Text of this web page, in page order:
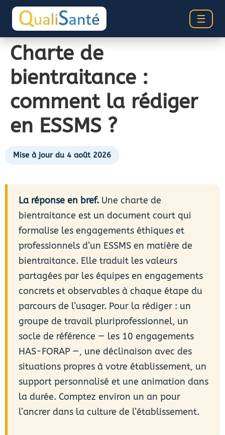
☰
Charte de
bientraitance :
comment la rédiger
en ESSMS ?
Mise à jour du 4 août 2026
La réponse en bref. Une charte de
bientraitance est un document court qui
formalise les engagements éthiques et
professionnels d’un ESSMS en matière de
bientraitance. Elle traduit les valeurs
partagées par les équipes en engagements
concrets et observables à chaque étape du
parcours de l’usager. Pour la rédiger : un
groupe de travail pluriprofessionnel, un
socle de référence — les 10 engagements
HAS-FORAP —, une déclinaison avec des
situations propres à votre établissement, un
support personnalisé et une animation dans
la durée. Comptez environ un an pour
l’ancrer dans la culture de l’établissement.